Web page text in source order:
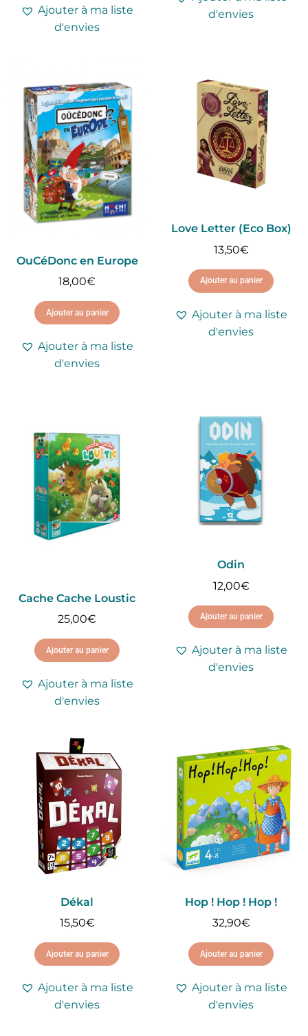
Ajouter à ma liste
d'envies
d'envies
OuCéDonc en Europe
18,00€
Ajouter au panier
Ajouter à ma liste
d'envies
Love Letter (Eco Box)
13,50€
Ajouter au panier
Ajouter à ma liste
d'envies
Cache Cache Loustic
25,00€
Ajouter au panier
Ajouter à ma liste
d'envies
Odin
12,00€
Ajouter au panier
Ajouter à ma liste
d'envies
Dékal
15,50€
Ajouter au panier
Ajouter à ma liste
d'envies
Hop ! Hop ! Hop !
32,90€
Ajouter au panier
Ajouter à ma liste
d'envies